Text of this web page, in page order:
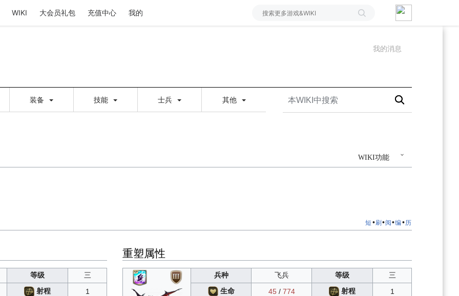
WIKI 大会员礼包 充值中心 我的
我的消息
装备 技能 士兵 其他
WIKI功能
短 •刷•阅•编•历
等级
三
射程
1
重塑属性
兵种 飞兵 等级
三
生命
45/ 774 射程 1